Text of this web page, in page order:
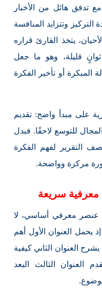
تدفق هائل من الأخبار
وتتزايد المنافسة
يتخذ القارئ قراره
قليلة، وهو ما جعل
المبكرة أو تأخير الفكرة
على مبدأ واضح: تقديم
للتوسع لاحقًا. فبدل
التقرير لفهم الفكرة
مركزة وواضحة.
معرفية سريعة
عنصر معرفي أساسي، لا
العنوان الأول أهم
العنوان الثاني كيفية
العنوان الثالث البعد